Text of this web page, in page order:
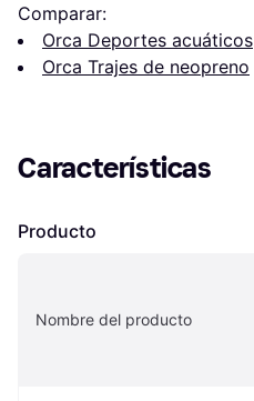
Comparar:
Orca Deportes acuáticos
Orca Trajes de neopreno
Características
Producto
Nombre del producto